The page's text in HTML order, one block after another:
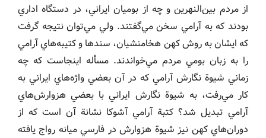
از مردم بين‌النهرين و چه از بوميان ايراني، در دستگاه اداري
بودند كه به آرامي سخن مي‌گفتند. ولي مي‌توان نتيجه گرفت
كه ايشان به روش كهن هخامنشيان، سندها و كتيبه‌هاي آرامي
را به زبان بومي مردم مي‌خواندند. مسأله اينجاست كه چه
زماني شيوة نگارش آرامي كه در آن بعضي واژه‌هاي ايراني به
كار مي‌رفت، به شيوة نگارش ايراني با بعضي هزوارش‌هاي
آرامي تبديل شد؟ كتبة آرامي آشوكا نشانة آن است كه از
دوران‌هاي كهن نيز شيوة هزوارش در فارسي ميانه رواج يافته